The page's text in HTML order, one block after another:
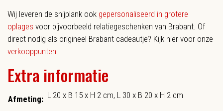
Wij leveren de snijplank ook gepersonaliseerd in grotere
oplages voor bijvoorbeeld relatiegeschenken van Brabant. Of
direct nodig als origineel Brabant cadeautje? Kijk hier voor onze
verkooppunten.
Extra informatie
Afmeting: L 20 x B 15 x H 2 cm, L 30 x B 20 x H 2 cm